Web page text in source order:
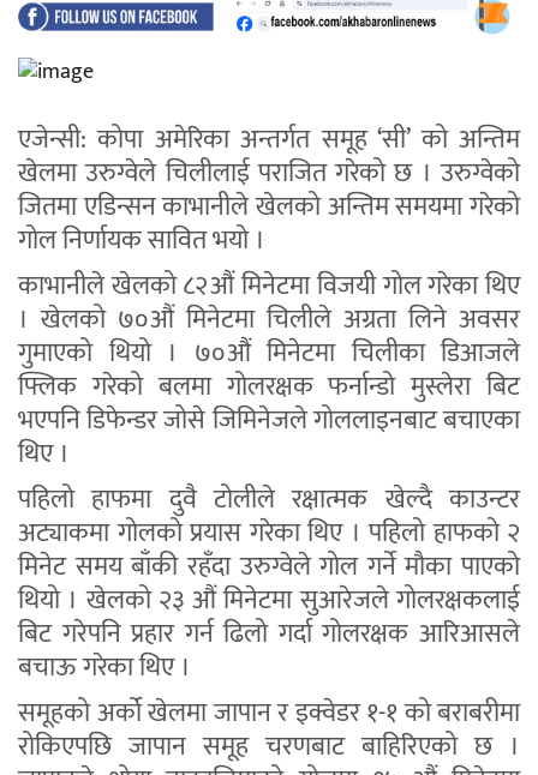
एजेन्सी: कोपा अमेरिका अन्तर्गत समूह ‘सी’ को अन्तिम
खेलमा उरुग्वेले चिलीलाई पराजित गरेको छ । उरुग्वेको
जितमा एडिन्सन काभानीले खेलको अन्तिम समयमा गरेको
गोल निर्णायक सावित भयो ।
काभानीले खेलको ८२औं मिनेटमा विजयी गोल गरेका थिए
। खेलको ७०औं मिनेटमा चिलीले अग्रता लिने अवसर
गुमाएको थियो । ७०औं मिनेटमा चिलीका डिआजले
फ्लिक गरेको बलमा गोलरक्षक फर्नान्डो मुस्लेरा बिट
भएपनि डिफेन्डर जोसे जिमिनेजले गोललाइनबाट बचाएका
थिए ।
पहिलो हाफमा दुवै टोलीले रक्षात्मक खेल्दै काउन्टर
अट्याकमा गोलको प्रयास गरेका थिए । पहिलो हाफको २
मिनेट समय बाँकी रहँदा उरुग्वेले गोल गर्ने मौका पाएको
थियो । खेलको २३ औं मिनेटमा सुआरेजले गोलरक्षकलाई
बिट गरेपनि प्रहार गर्न ढिलो गर्दा गोलरक्षक आरिआसले
बचाऊ गरेका थिए ।
समूहको अर्को खेलमा जापान र इक्वेडर १-१ को बराबरीमा
रोकिएपछि जापान समूह चरणबाट बाहिरिएको छ ।